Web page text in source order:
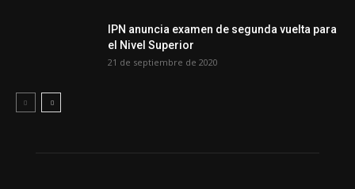
IPN anuncia examen de segunda vuelta para
el Nivel Superior
21 de septiembre de 2020